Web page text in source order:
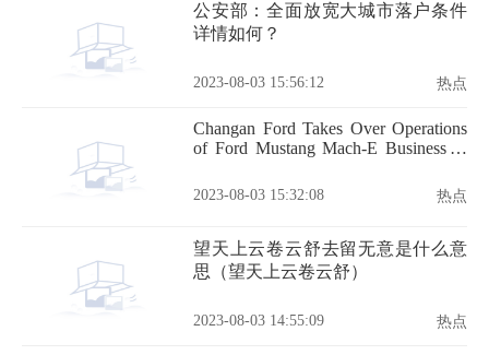
公安部：全面放宽大城市落户条件
详情如何？
2023-08-03 15:56:12 热点
Changan Ford Takes Over Operations
of Ford Mustang Mach-E Business in
2023-08-03 15:32:08 热点
望天上云卷云舒去留无意是什么意
思（望天上云卷云舒）
2023-08-03 14:55:09 热点